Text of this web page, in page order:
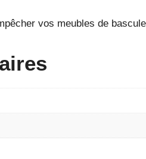
vos meubles de